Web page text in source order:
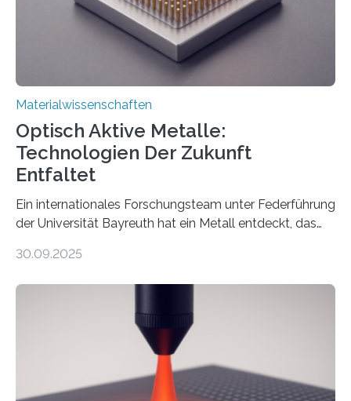
Materialwissenschaften
Optisch Aktive Metalle:
Technologien Der Zukunft
Entfaltet
Ein internationales Forschungsteam unter Federführung
der Universität Bayreuth hat ein Metall entdeckt, das
Dadurch ist es in der Lage, eine sogenannte zweite
Nichtmetallen vorkommt und insbesondere für
Sensorik und Elektrotechnik von Interesse ist. Über ihre
Erkenntnisse berichten die Forschenden im Journal of
the American Chemical Society. —What for?
Materialien, die gleichzeitig Strom leiten und Licht
30.09.2025